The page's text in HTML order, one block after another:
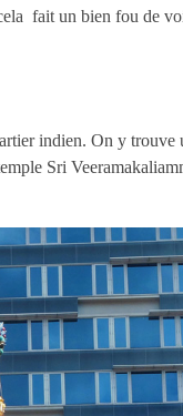
fait un bien fou de
indien. On y trouve
Sri